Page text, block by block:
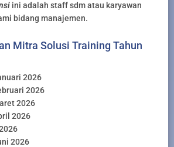
ini adalah staff sdm atau karyawan
bidang manajemen.
Mitra Solusi Training Tahun
2026
2026
2026
2026
2026